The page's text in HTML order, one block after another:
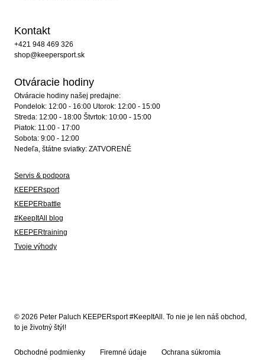
Kontakt
+421 948 469 326
shop@keepersport.sk
Otváracie hodiny
Otváracie hodiny našej predajne:
Pondelok: 12:00 - 16:00 Utorok: 12:00 - 15:00
Streda: 12:00 - 18:00 Štvrtok: 10:00 - 15:00
Piatok: 11:00 - 17:00
Sobota: 9:00 - 12:00
Nedeľa, štátne sviatky: ZATVORENÉ
Servis & podpora
KEEPERsport
KEEPERbattle
#KeepItAll blog
KEEPERtraining
Tvoje výhody
© 2026 Peter Paluch KEEPERsport #KeepItAll. To nie je len náš obchod,
to je životný štýl!
Obchodné podmienky Firemné údaje Ochrana súkromia